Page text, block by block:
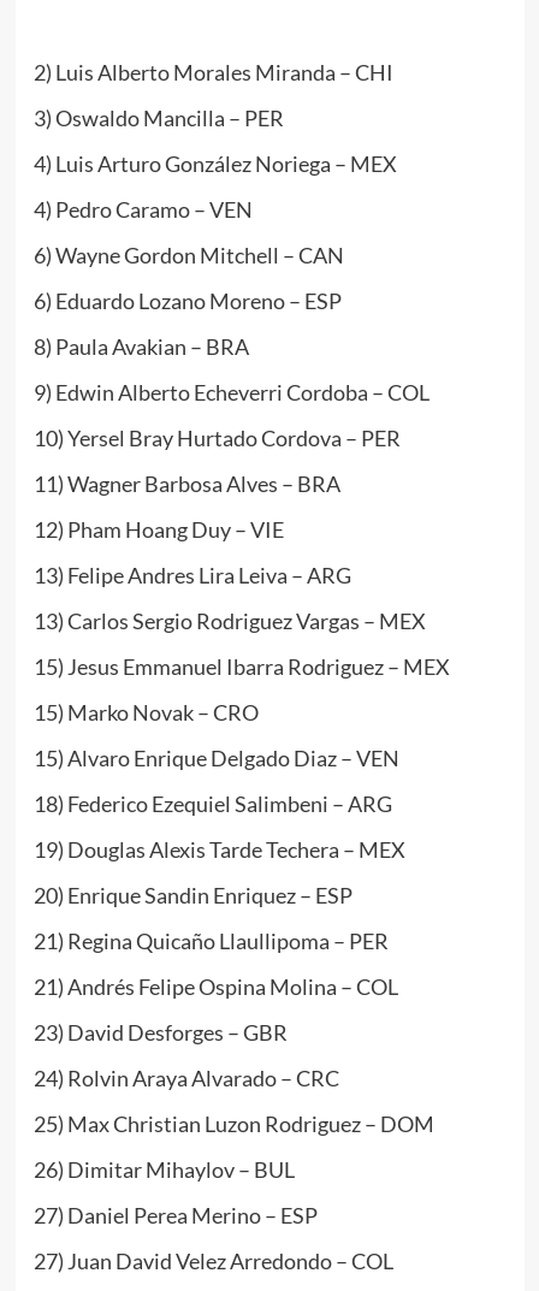
2) Luis Alberto Morales Miranda – CHI
3) Oswaldo Mancilla – PER
4) Luis Arturo González Noriega – MEX
4) Pedro Caramo – VEN
6) Wayne Gordon Mitchell – CAN
6) Eduardo Lozano Moreno – ESP
8) Paula Avakian – BRA
9) Edwin Alberto Echeverri Cordoba – COL
10) Yersel Bray Hurtado Cordova – PER
11) Wagner Barbosa Alves – BRA
12) Pham Hoang Duy – VIE
13) Felipe Andres Lira Leiva – ARG
13) Carlos Sergio Rodriguez Vargas – MEX
15) Jesus Emmanuel Ibarra Rodriguez – MEX
15) Marko Novak – CRO
15) Alvaro Enrique Delgado Diaz – VEN
18) Federico Ezequiel Salimbeni – ARG
19) Douglas Alexis Tarde Techera – MEX
20) Enrique Sandin Enriquez – ESP
21) Regina Quicaño Llaullipoma – PER
21) Andrés Felipe Ospina Molina – COL
23) David Desforges – GBR
24) Rolvin Araya Alvarado – CRC
25) Max Christian Luzon Rodriguez – DOM
26) Dimitar Mihaylov – BUL
27) Daniel Perea Merino – ESP
27) Juan David Velez Arredondo – COL